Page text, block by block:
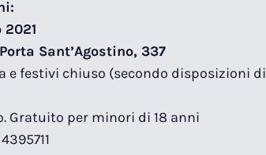
2021
Sant’Agostino, 337
e festivi chiuso (secondo disposizioni di
Gratuito per minori di 18 anni